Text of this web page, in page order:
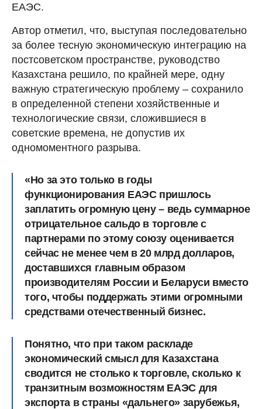
ЕАЭС.
Автор отметил, что, выступая последовательно
за более тесную экономическую интеграцию на
постсоветском пространстве, руководство
Казахстана решило, по крайней мере, одну
важную стратегическую проблему – сохранило
в определенной степени хозяйственные и
технологические связи, сложившиеся в
советские времена, не допустив их
одномоментного разрыва.
«Но за это только в годы
функционирования ЕАЭС пришлось
заплатить огромную цену – ведь суммарное
отрицательное сальдо в торговле с
партнерами по этому союзу оценивается
сейчас не менее чем в 20 млрд долларов,
доставшихся главным образом
производителям России и Беларуси вместо
того, чтобы поддержать этими огромными
средствами отечественный бизнес.
Понятно, что при таком раскладе
экономический смысл для Казахстана
сводится не столько к торговле, сколько к
транзитным возможностям ЕАЭС для
экспорта в страны «дальнего» зарубежья,